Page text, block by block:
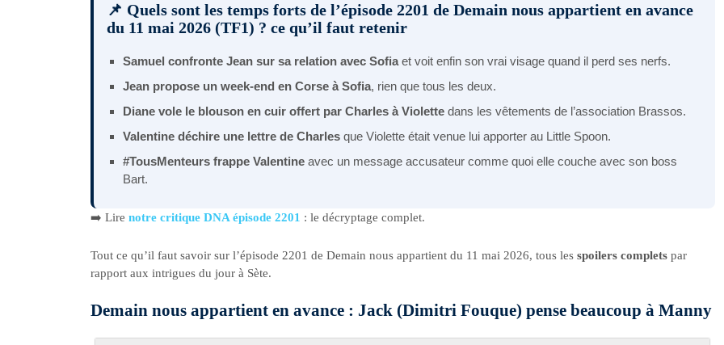
📌 Quels sont les temps forts de l’épisode 2201 de Demain nous appartient en avance
du 11 mai 2026 (TF1) ? ce qu’il faut retenir
Samuel confronte Jean sur sa relation avec Sofiaet voit enfin son vrai visage quand il perd ses nerfs.
Jean propose un week-end en Corse à Sofia, rien que tous les deux.
Diane vole le blouson en cuir offert par Charles à Violette dans les vêtements de l’association Brassos.
Valentine déchire une lettre de Charles que Violette était venue lui apporter au Little Spoon.
#TousMenteurs frappe Valentine avec un message accusateur comme quoi elle couche avec son boss
Bart.
➡️ Lire notre critique DNA épisode 2201 : le décryptage complet.
Tout ce qu’il faut savoir sur l’épisode 2201 de Demain nous appartient du 11 mai 2026, tous les spoilers complets par
rapport aux intrigues du jour à Sète.
Demain nous appartient en avance : Jack (Dimitri Fouque) pense beaucoup à Manny